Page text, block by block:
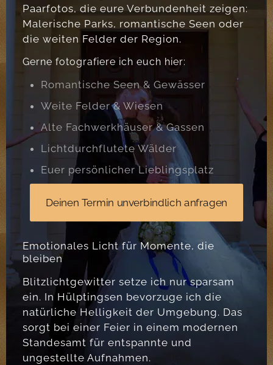
Paarfotos, die eure Verbundenheit zeigen:
Malerische Parks, romantische Seen oder
die weiten Felder der Region.
Gerne fotografiere ich euch hier:
Romantische Seen & Gewässer
Weite Felder & Wiesen
Alte Fachwerkhäuser & Gassen
Lichtdurchflutete Wälder
Euer persönlicher Lieblingsplatz
Deinen Termin unverbindlich anfragen
Emotionales Licht für Momente, die
bleiben
Blitzlichtgewitter setze ich nur sparsam
ein. In Hülptingsen bevorzuge ich die
natürliche Helligkeit der Umgebung. Das
sorgt bei einer Feier in einem modernen
Standesamt für entspannte und
ungestellte Aufnahmen.